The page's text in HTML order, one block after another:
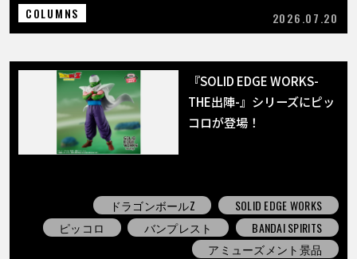
COLUMNS
2026.07.20
『SOLID EDGE WORKS-
THE出陣-』シリーズにピッ
コロが登場！
ドラゴンボールZ
SOLID EDGE WORKS
ピッコロ
バンプレスト
BANDAI SPIRITS
アミューズメント景品